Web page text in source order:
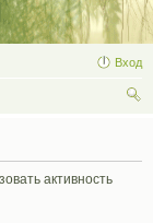
Вход
активность